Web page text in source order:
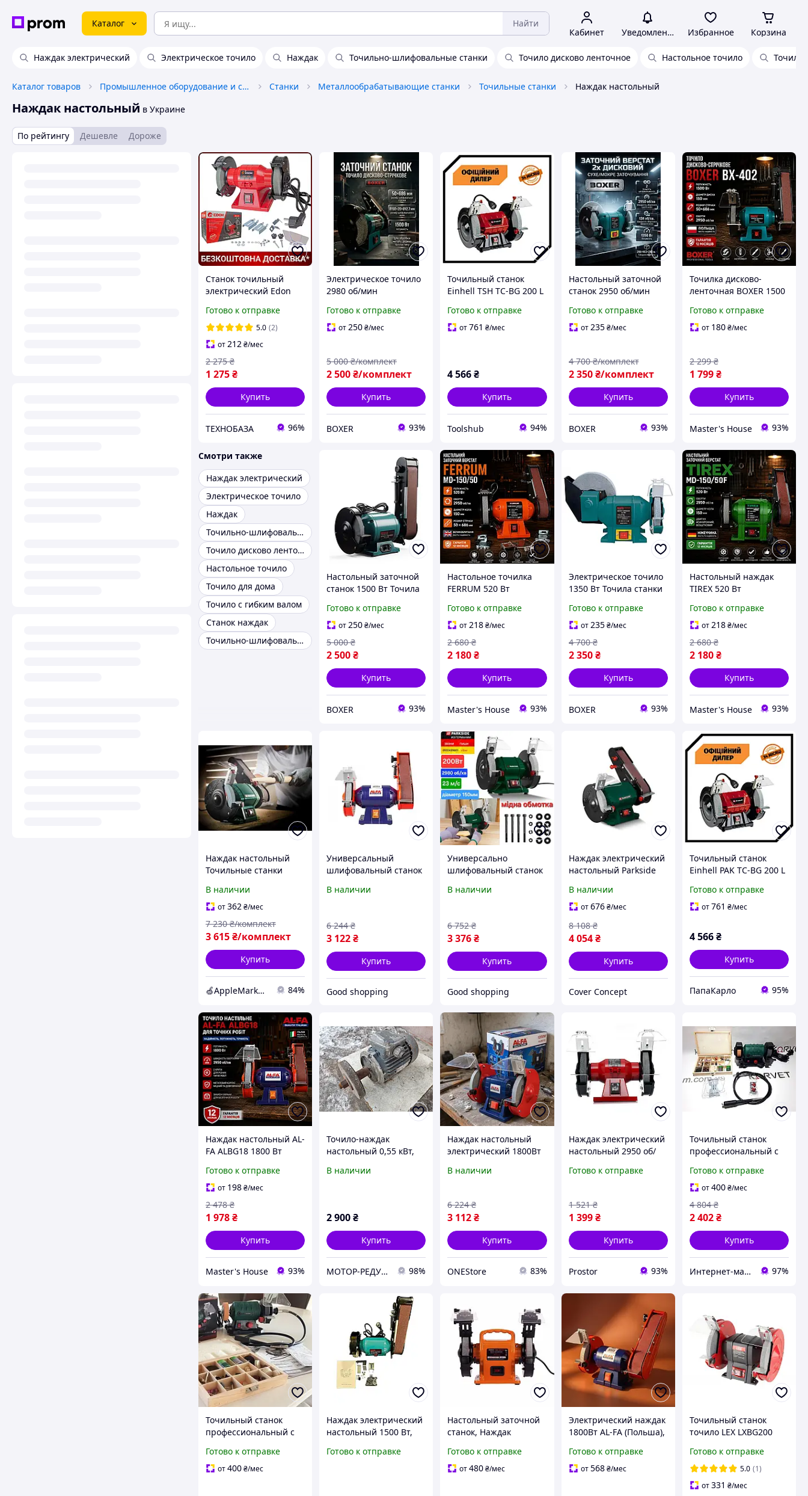
Каталог Найти
Кабинет Уведомления Избранное Корзина
Наждак электрический Электрическое точило Наждак Точильно-шлифовальные станки Точило дисково ленточное Настольное точило Точило
Каталог товаров Промышленное оборудование и станки Станки Металлообрабатывающие станки Точильные станки Наждак настольный
Наждак настольный в Украине
По рейтингу Дешевле Дороже
Станок точильный
электрический Edon
об/мин, Гарантия 1 год)
Готово к отправке
5.0 (2)
от212₴/мес
1 275₴
2 275 ₴
Купить
ТЕХНОБАЗА 96%
Электрическое точило
2980 об/мин
станок 1500 Вт
Настольное точило
для заточки
Готово к отправке
от250₴/мес
2 500₴/комплект
5 000 ₴/комплект
Купить
BOXER 93%
Точильный станок
Einhell TSH TC-BG 200 L
наждак настольный
Топ 3776563
Готово к отправке
от761 ₴/мес
4 566₴
Купить
Toolshub 94%
Настольный заточной
станок 2950 об/мин
универсальный 1350
Вт Точильный станок
Готово к отправке
от235 ₴/мес
2 350 ₴/комплект
4 700 ₴/комплект
Купить
BOXER 93%
Точилка дисково-
ленточная BOXER 1500
2950 об/мин диск 150
мм лента 50×686 мм
Готово к отправке
от 180₴/мес
1 799₴
2 299 ₴
Купить
Master's House 93%
Смотри также
Наждак электрический
Электрическое точило
Наждак
Точильно-шлифовальные станки
Точило дисково ленточное
Настольное точило
Точило для дома
Точило с гибким валом
Станок наждак
Точильно-шлифовальный станок 3к634
Настольный заточной
станок 1500 Вт Точила
об/мин Станок для
заточки
универсальный
Точильный аппарат
Готово к отправке
от250₴/мес
2 500₴
5 000 ₴
Купить
BOXER 93%
Настольное точилка
FERRUM 520 Вт
затачивающий станок
2950 об/мин диск 150
мм Наждак настольный
Гарантия 12 мес
Готово к отправке
от218₴/мес
2 180₴
2 680 ₴
Купить
Master's House 93%
Электрическое точило
1350 Вт Точила станки
мин Настольное
точило /2 круга
Точильный станок
ручной
Готово к отправке
от235 ₴/мес
2 350 ₴
4 700 ₴
Купить
BOXER 93%
Настольный наждак
TIREX 520 Вт
электрический
точильный станок 2950
об/мин диск 150 мм
Германия Гарантия 12
мес
Готово к отправке
от218₴/мес
2 180₴
2 680 ₴
Купить
Master's House 93%
Наждак настольный
Точильные станки
Настольный заточной
станок 2980 об/мин
В наличии
от362 ₴/мес
3 615₴/комплект
7 230 ₴/комплект
Купить
🍏AppleMarket🍏 84%
Универсальный
шлифовальный станок
FA (Польша),
настольный, XMU
В наличии
3 122₴
6 244 ₴
Купить
Good shopping
Универсально
шлифовальный станок
Наждак электрический
заточки, XMU
В наличии
3 376₴
6 752 ₴
Купить
Good shopping
Наждак электрический
настольный Parkside
точильный станок,
Станок точильно
настольный, FRC
В наличии
от676 ₴/мес
4 054 ₴
8 108 ₴
Купить
Cover Concept
Точильный станок
Einhell PAK TC-BG 200 L
наждак настольный
Готово к отправке
от761 ₴/мес
4 566₴
Купить
ПапаКарло 95%
Наждак настольный AL-
FA ALBG18 1800 Вт
настольное точилка
2950 об/мин 2 круга
Мощное настольное
точилка Италия
Готово к отправке
от 198₴/мес
1 978₴
2 478 ₴
Купить
Master's House 93%
Точило-наждак
настольный 0,55 кВт,
круг электродвигатель
В наличии
2 900₴
Купить
МОТОР-РЕДУКТОР-ПРОМ-КР - г. Кривой Рог (Електродвигатели, редуктора, мотор-редуктора, запчасти) 98%
Наждак настольный
электрический 1800Вт
Точильный станок
с гравером, TFF
В наличии
3 112₴
6 224 ₴
Купить
ONEStore 83%
Наждак электрический
настольный 2950 об/
KD532 точильно-
Готово к отправке
1 399 ₴
1 521 ₴
Купить
Prostor 93%
Точильный станок
профессиональный с
(германия), Наждак
электрический насто
Готово к отправке
Готово к отправке
от400₴/мес
2 402₴
4 804 ₴
Купить
Интернет-магазин "АТМ" 97%
Точильный станок
профессиональный с
(германия), Наждак
электрический нас
Готово к отправке
от400₴/мес
Наждак электрический
настольный 1500 Вт,
станок точильно-
Готово к отправке
Настольный заточной
станок, Наждак
Tekhmann TLT TBG-3015
L (0.3 кВт, 150 мм)
Готово к отправке
от480₴/мес
Электрический наждак
1800Вт AL-FA (Польша),
шлифовальный станок
настольный,
Готово к отправке
от568 ₴/мес
Точильный станок
точило LEX LXBG200
Готово к отправке
5.0 (1)
от331 ₴/мес